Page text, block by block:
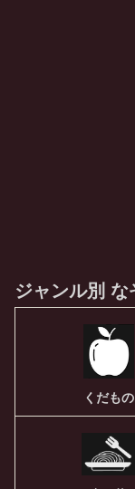
ジャンル別 な
くだもの